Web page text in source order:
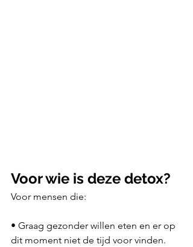
Voor wie is deze detox?
Voor mensen die:
• Graag gezonder willen eten en er op
dit moment niet de tijd voor vinden.